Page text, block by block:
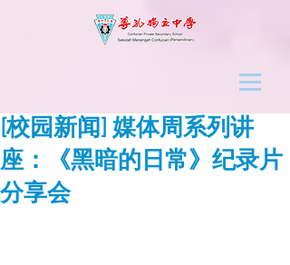
[校园新闻] 媒体周系列讲
座：《黑暗的日常》纪录片
分享会